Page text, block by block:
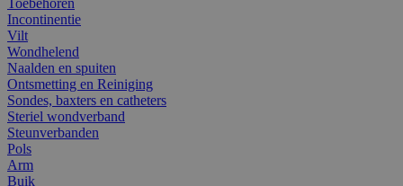
Incontinentie
Vilt
Wondhelend
Naalden en spuiten
Ontsmetting en Reiniging
Sondes, baxters en catheters
Steriel wondverband
Steunverbanden
Pols
Arm
Buik